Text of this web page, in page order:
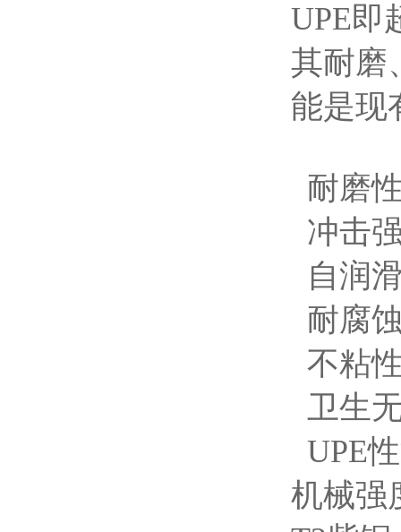
UPE即
其耐磨
能是现
耐磨
冲击
自润
耐腐
不粘
卫生
UPE
机械强